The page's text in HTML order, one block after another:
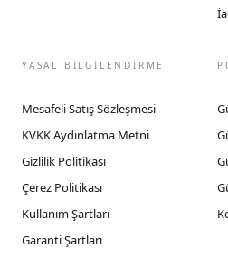
YASAL BİLGİLENDİRME
Mesafeli Satış Sözleşmesi
KVKK Aydınlatma Metni
Gizlilik Politikası
Çerez Politikası
Kullanım Şartları
Garanti Şartları